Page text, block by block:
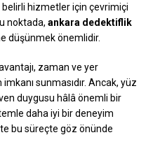
belirli hizmetler için çevrimiçi
noktada,ankara dedektiflik
düşünmek önemlidir.
zaman ve yer
sunmasıdır. Ancak, yüz
duygusu hâlâ önemli bir
daha iyi bir deneyim
bu süreçte göz önünde